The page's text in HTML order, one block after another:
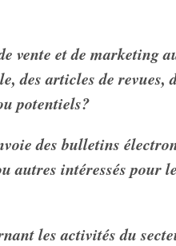
vente et de marketing
des articles de revues,
potentiels?
des bulletins
autres intéressés pour
les activités du